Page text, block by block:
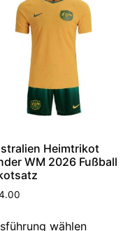
Heimtrikot
WM 2026 Fußball
wählen